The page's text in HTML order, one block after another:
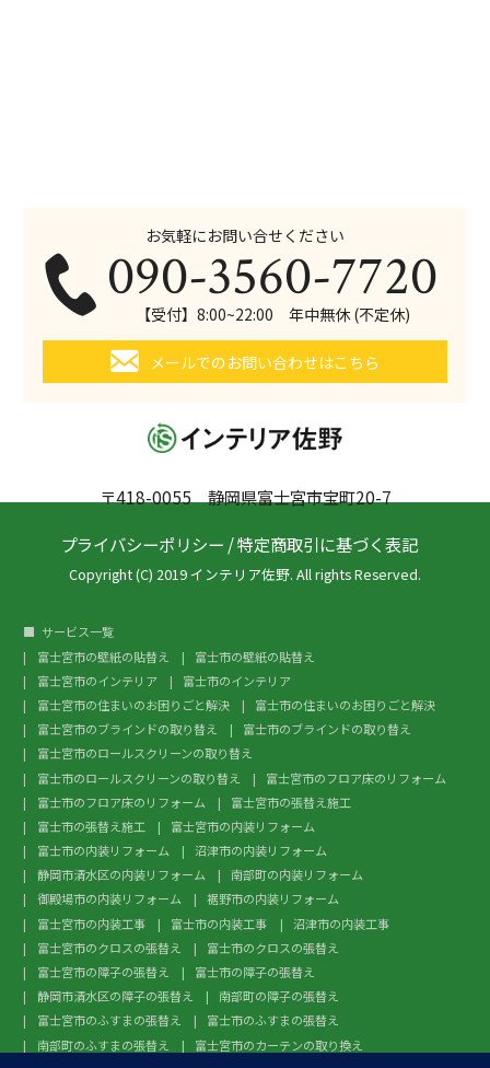
〒418-0055 静岡県富士宮市宝町20-7
お気軽にお問い合せください
090-3560-7720
【受付】8:00~22:00 年中無休 (不定休)
メールでのお問い合わせはこちら
プライバシーポリシー /特定商取引に基づく表記
Copyright (C) 2019 インテリア佐野. All rights Reserved.
サービス一覧
富士宮市の壁紙の貼替え
富士市の壁紙の貼替え
富士宮市のインテリア
富士市のインテリア
富士宮市の住まいのお困りごと解決
富士市の住まいのお困りごと解決
富士宮市のブラインドの取り替え
富士市のブラインドの取り替え
富士宮市のロールスクリーンの取り替え
富士市のロールスクリーンの取り替え
富士宮市のフロア床のリフォーム
富士市のフロア床のリフォーム
富士宮市の張替え施工
富士市の張替え施工
富士宮市の内装リフォーム
富士市の内装リフォーム
沼津市の内装リフォーム
静岡市清水区の内装リフォーム
南部町の内装リフォーム
御殿場市の内装リフォーム
裾野市の内装リフォーム
富士宮市の内装工事
富士市の内装工事
沼津市の内装工事
富士宮市のクロスの張替え
富士市のクロスの張替え
富士宮市の障子の張替え
富士市の障子の張替え
静岡市清水区の障子の張替え
南部町の障子の張替え
富士宮市のふすまの張替え
富士市のふすまの張替え
南部町のふすまの張替え
富士宮市のカーテンの取り換え